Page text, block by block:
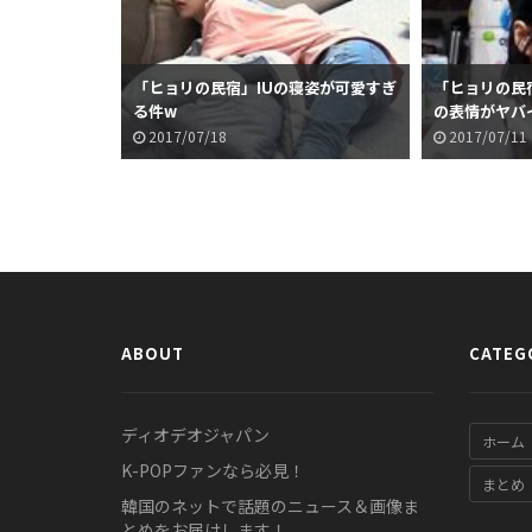
「ヒョリの民宿」IUの寝姿が可愛すぎ
る件w
2017/07/18
「ヒョリの
の表情がヤ
2017/07/11
ABOUT
ディオデオジャパン
K-POPファンなら必見！
韓国のネットで話題のニュース＆画像ま
ホーム
まとめ